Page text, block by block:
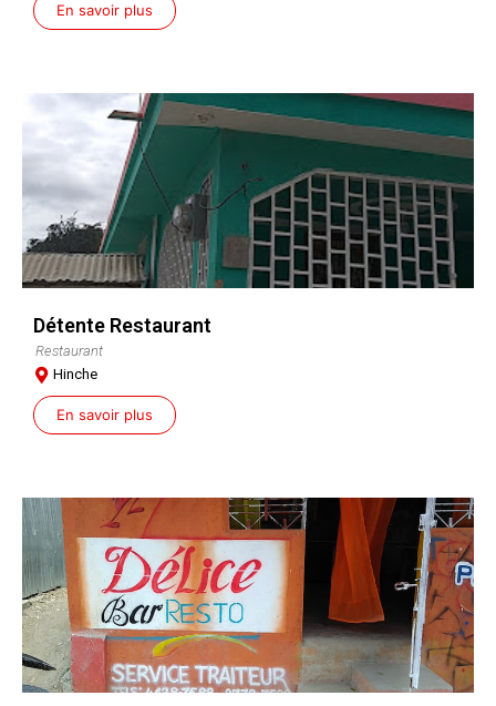
En savoir plus
Détente Restaurant
Restaurant
Hinche
En savoir plus